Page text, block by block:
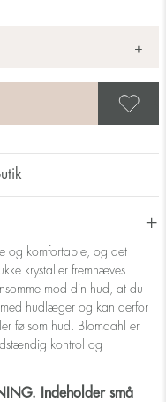
+
og komfortable, og det
krystaller fremhæves
mod din hud, at du
hudlæger og kan derfor
følsom hud. Blomdahl er
kontrol og
Indeholder små